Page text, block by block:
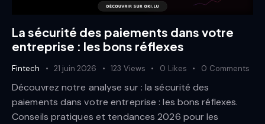
La sécurité des paiements dans votre
entreprise : les bons réflexes
Fintech 21 juin 2026 123 Views 0 Likes 0 Comments
Découvrez notre analyse sur : la sécurité des
paiements dans votre entreprise : les bons réflexes.
Conseils pratiques et tendances 2026 pour les